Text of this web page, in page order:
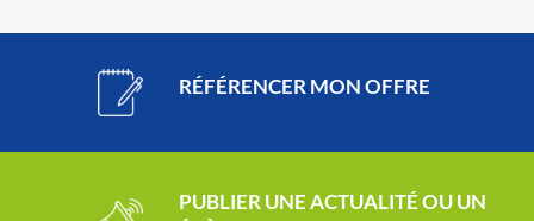
RÉFÉRENCER MON OFFRE
PUBLIER UNE ACTUALITÉ OU UN